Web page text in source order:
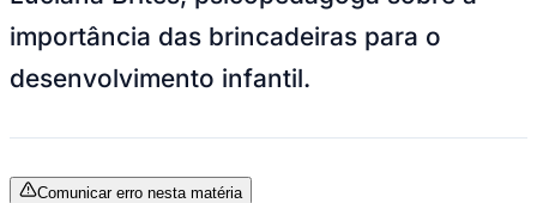
importância das brincadeiras para o
desenvolvimento infantil.
Comunicar erro nesta matéria